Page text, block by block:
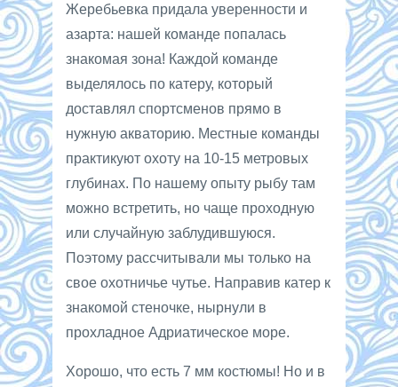
Жеребьевка придала уверенности и
азарта: нашей команде попалась
знакомая зона! Каждой команде
выделялось по катеру, который
доставлял спортсменов прямо в
нужную акваторию. Местные команды
практикуют охоту на 10-15 метровых
глубинах. По нашему опыту рыбу там
можно встретить, но чаще проходную
или случайную заблудившуюся.
Поэтому рассчитывали мы только на
свое охотничье чутье. Направив катер к
знакомой стеночке, нырнули в
прохладное Адриатическое море.
Хорошо, что есть 7 мм костюмы! Но и в